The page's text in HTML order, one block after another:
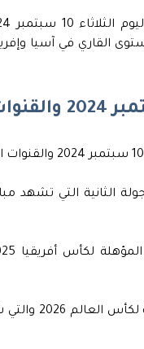
القاري في آسيا
الثانية التي تشهد
ويرتفع عدد